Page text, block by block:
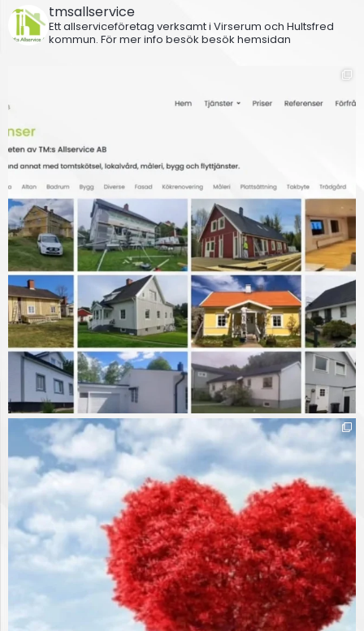
tmsallservice
Ett allserviceföretag verksamt i Virserum och Hultsfred
kommun. För mer info besök besök hemsidan